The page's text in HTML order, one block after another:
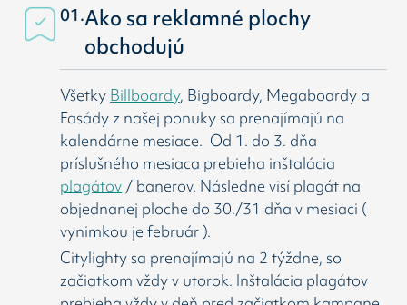
01.Ako sa reklamné plochy
obchodujú
Všetky Billboardy, Bigboardy, Megaboardy a
Fasády z našej ponuky sa prenajímajú na
kalendárne mesiace. Od 1. do 3. dňa
príslušného mesiaca prebieha inštalácia
plagátov / banerov. Následne visí plagát na
objednanej ploche do 30./31 dňa v mesiaci (
vynimkou je február ).
Citylighty sa prenajímajú na 2 týždne, so
začiatkom vždy v utorok. Inštalácia plagátov